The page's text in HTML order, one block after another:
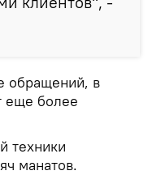
обращений, в
еще более
техники
манатов.